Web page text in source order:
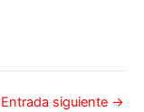
Entrada siguiente →